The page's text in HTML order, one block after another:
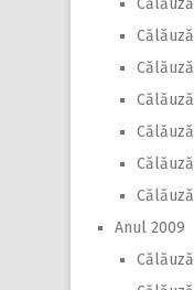
Anul 2009